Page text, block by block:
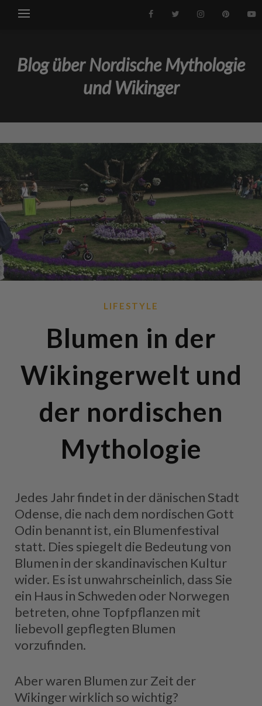
Blog über Nordische Mythologie
und Wikinger
LIFESTYLE
Blumen in der
Wikingerwelt und
der nordischen
Mythologie
Jedes Jahr findet in der dänischen Stadt
Odense, die nach dem nordischen Gott
Odin benannt ist, ein Blumenfestival
statt. Dies spiegelt die Bedeutung von
Blumen in der skandinavischen Kultur
wider. Es ist unwahrscheinlich, dass Sie
ein Haus in Schweden oder Norwegen
betreten, ohne Topfpflanzen mit
liebevoll gepflegten Blumen
vorzufinden.
Aber waren Blumen zur Zeit der
Wikinger wirklich so wichtig?